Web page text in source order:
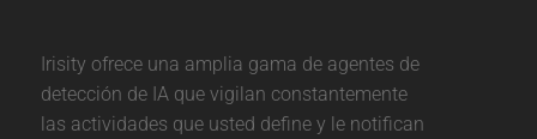
Irisity ofrece una amplia gama de agentes de
detección de IA que vigilan constantemente
las actividades que usted define y le notifican